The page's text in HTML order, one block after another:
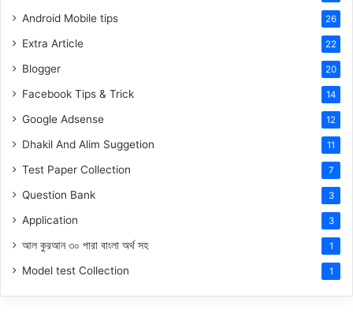
Android Mobile tips 26
Extra Article 22
Blogger 20
Facebook Tips & Trick 14
Google Adsense 12
Dhakil And Alim Suggetion 11
Test Paper Collection 7
Question Bank 3
Application 3
আল কুরআন ৩০ পারা বাংলা অর্থ সহ 1
Model test Collection 1